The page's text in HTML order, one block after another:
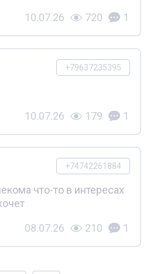
10.07.26 720 1
+79637235395
10.07.26 179 1
+74742261884
что-то в интересах
08.07.26 210 1